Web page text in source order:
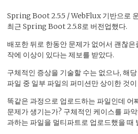
Spring Boot 2.5.5 / WebFlux 기반으로
최근 Spring Boot 2.5.8로 버전업했다.
배포한 뒤로 한동안 문제가 없어서 괜찮
작에 이상이 있다는 제보를 받았다.
구체적인 증상을 기술할 수는 없으나, 해
파일 중 일부 파일의 퍼미션만 상이한 것
똑같은 과정으로 업로드하는 파일인데 어
문제가 생기는가? 구체적인 케이스를 파
과하는 파일을 멀티파트로 업로드했을 때